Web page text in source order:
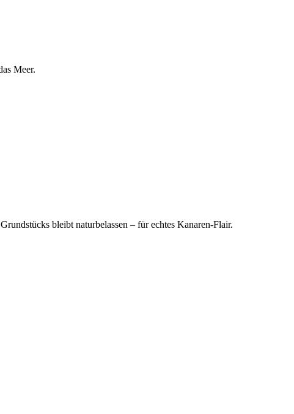
Meer.
bleibt naturbelassen – für echtes Kanaren-Flair.